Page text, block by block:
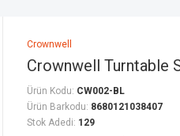
Crownwell
Crownwell Turntable
Ürün Kodu: CW002-BL
Ürün Barkodu: 8680121038407
Stok Adedi: 129